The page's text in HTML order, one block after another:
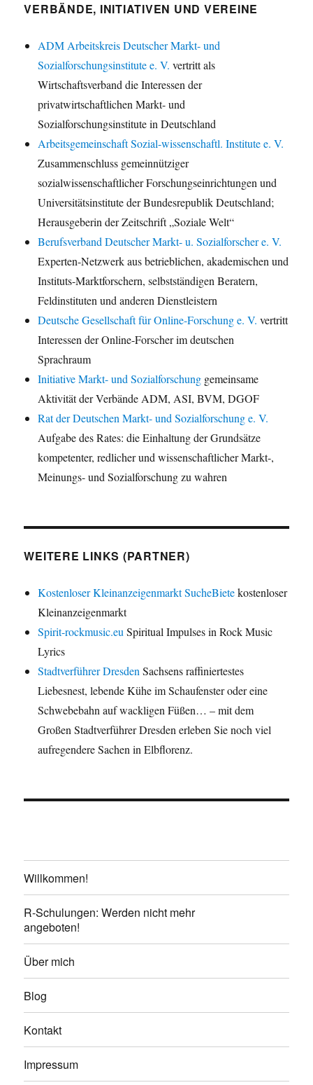
VERBÄNDE, INITIATIVEN UND VEREINE
ADM Arbeitskreis Deutscher Markt- und
Sozialforschungsinstitute e. V. vertritt als
Wirtschaftsverband die Interessen der
privatwirtschaftlichen Markt- und
Sozialforschungsinstitute in Deutschland
Arbeitsgemeinschaft Sozial-wissenschaftl. Institute e. V.
Zusammenschluss gemeinnütziger
sozialwissenschaftlicher Forschungseinrichtungen und
Universitätsinstitute der Bundesrepublik Deutschland;
Herausgeberin der Zeitschrift „Soziale Welt“
Berufsverband Deutscher Markt- u. Sozialforscher e. V.
Experten-Netzwerk aus betrieblichen, akademischen und
Instituts-Marktforschern, selbstständigen Beratern,
Feldinstituten und anderen Dienstleistern
Deutsche Gesellschaft für Online-Forschung e. V. vertritt
Interessen der Online-Forscher im deutschen
Sprachraum
Initiative Markt- und Sozialforschung gemeinsame
Aktivität der Verbände ADM, ASI, BVM, DGOF
Rat der Deutschen Markt- und Sozialforschung e. V.
Aufgabe des Rates: die Einhaltung der Grundsätze
kompetenter, redlicher und wissenschaftlicher Markt-,
Meinungs- und Sozialforschung zu wahren
WEITERE LINKS (PARTNER)
Kostenloser Kleinanzeigenmarkt SucheBietekostenloser
Kleinanzeigenmarkt
Spirit-rockmusic.euSpiritual Impulses in Rock Music
Lyrics
Stadtverführer DresdenSachsens raffiniertestes
Liebesnest, lebende Kühe im Schaufenster oder eine
Schwebebahn auf wackligen Füßen… – mit dem
Großen Stadtverführer Dresden erleben Sie noch viel
aufregendere Sachen in Elbflorenz.
Willkommen!
R-Schulungen: Werden nicht mehr
angeboten!
Über mich
Blog
Kontakt
Impressum